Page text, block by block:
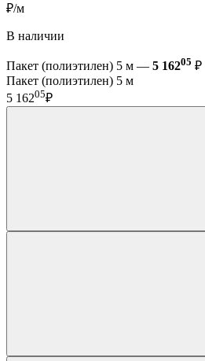
₽/м
В наличии
Пакет (полиэтилен) 5 м — 5 16205 ₽
Пакет (полиэтилен) 5 м
5 16205₽